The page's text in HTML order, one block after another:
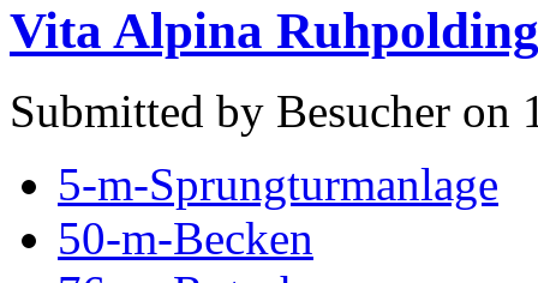
Vita Alpina Ruhpolding
Submitted by Besucher on
5-m-Sprungturmanlage
50-m-Becken